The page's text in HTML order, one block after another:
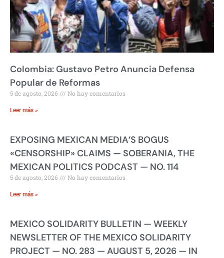
Colombia: Gustavo Petro Anuncia Defensa
Popular de Reformas
5 de agosto, 2026 No hay comentarios
Leer más »
EXPOSING MEXICAN MEDIA’S BOGUS
«CENSORSHIP» CLAIMS — SOBERANIA, THE
MEXICAN POLITICS PODCAST — NO. 114
5 de agosto, 2026 No hay comentarios
Leer más »
MEXICO SOLIDARITY BULLETIN — WEEKLY
NEWSLETTER OF THE MEXICO SOLIDARITY
PROJECT — NO. 283 — AUGUST 5, 2026 — IN